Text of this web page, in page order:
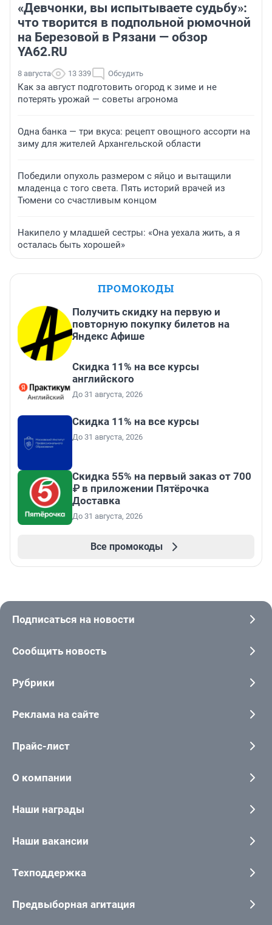
«Девчонки, вы испытываете судьбу»:
что творится в подпольной рюмочной
на Березовой в Рязани — обзор
YA62.RU
8 августа 13 339 Обсудить
Как за август подготовить огород к зиме и не
потерять урожай — советы агронома
Одна банка — три вкуса: рецепт овощного ассорти на
зиму для жителей Архангельской области
Победили опухоль размером с яйцо и вытащили
младенца с того света. Пять историй врачей из
Тюмени со счастливым концом
Накипело у младшей сестры: «Она уехала жить, а я
осталась быть хорошей»
ПРОМОКОДЫ
Получить скидку на первую и
повторную покупку билетов на
Яндекс Афише
Скидка 11% на все курсы
английского
До 31 августа, 2026
Скидка 11% на все курсы
До 31 августа, 2026
Скидка 55% на первый заказ от 700
₽ в приложении Пятёрочка
Доставка
До 31 августа, 2026
Все промокоды
Подписаться на новости
Сообщить новость
Рубрики
Реклама на сайте
Прайс-лист
О компании
Наши награды
Наши вакансии
Техподдержка
Предвыборная агитация